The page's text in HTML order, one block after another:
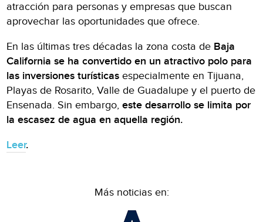
atracción para personas y empresas que buscan
aprovechar las oportunidades que ofrece.
En las últimas tres décadas la zona costa de Baja
California se ha convertido en un atractivo polo para
las inversiones turísticas especialmente en Tijuana,
Playas de Rosarito, Valle de Guadalupe y el puerto de
Ensenada. Sin embargo, este desarrollo se limita por
la escasez de agua en aquella región.
Leer.
Más noticias en: